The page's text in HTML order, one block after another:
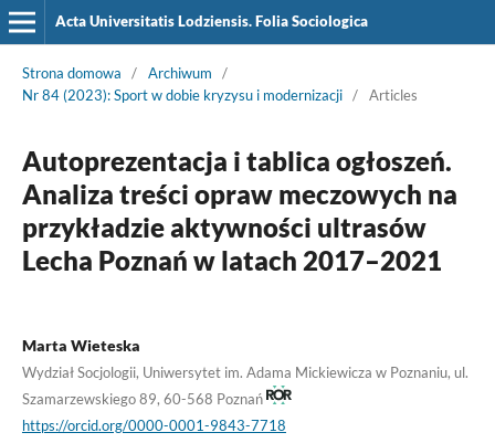
Acta Universitatis Lodziensis. Folia Sociologica
Strona domowa / Archiwum
/
Nr 84 (2023): Sport w dobie kryzysu i modernizacji / Articles
Autoprezentacja i tablica ogłoszeń.
Analiza treści opraw meczowych na
przykładzie aktywności ultrasów
Lecha Poznań w latach 2017–2021
Marta Wieteska
Wydział Socjologii, Uniwersytet im. Adama Mickiewicza w Poznaniu, ul.
Szamarzewskiego 89, 60-568 Poznań
https://orcid.org/0000-0001-9843-7718